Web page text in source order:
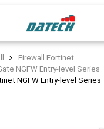
Firewall Fortinet
NGFW Entry-level Series
NGFW Entry-level Series